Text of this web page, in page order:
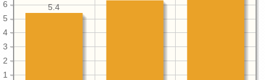
1
2
3
4
5
6
5.4